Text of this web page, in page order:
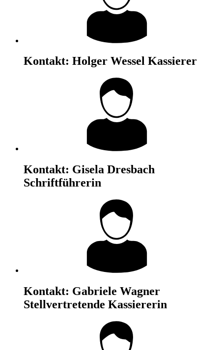
Kontakt: Holger Wessel Kassierer
Kontakt: Gisela Dresbach
Schriftführerin
Kontakt: Gabriele Wagner
Stellvertretende Kassiererin